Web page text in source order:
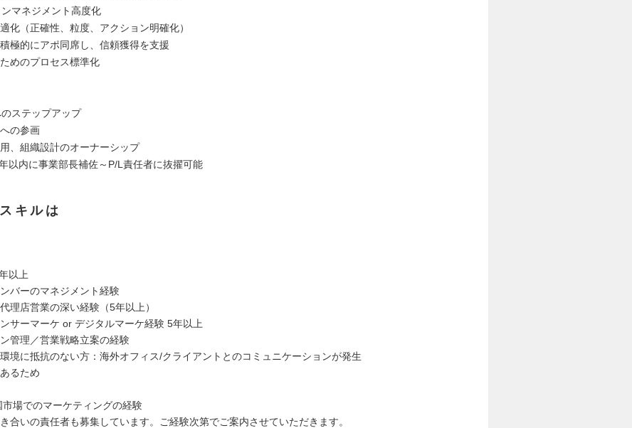
マネジメント高度化
化（正確性、粒度、アクション明確化）
極的にアポ同席し、信頼獲得を支援
めのプロセス標準化
ステップアップ
の参画
、組織設計のオーナーシップ
以内に事業部長補佐～P/L責任者に抜擢可能
キルは
以上
バーのマネジメント経験
理店営業の深い経験（5年以上）
ンサーマーケ or デジタルマーケ経験 5年以上
管理／営業戦略立案の経験
環境に抵抗のない方：海外オフィス/クライアントとのコミュニケーションが発生
るため
市場でのマーケティングの経験
合いの責任者も募集しています。ご経験次第でご案内させていただきます。